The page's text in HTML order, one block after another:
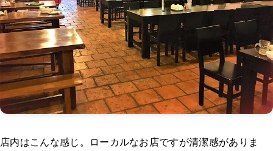
店内はこんな感じ。ローカルなお店ですが清潔感がありま